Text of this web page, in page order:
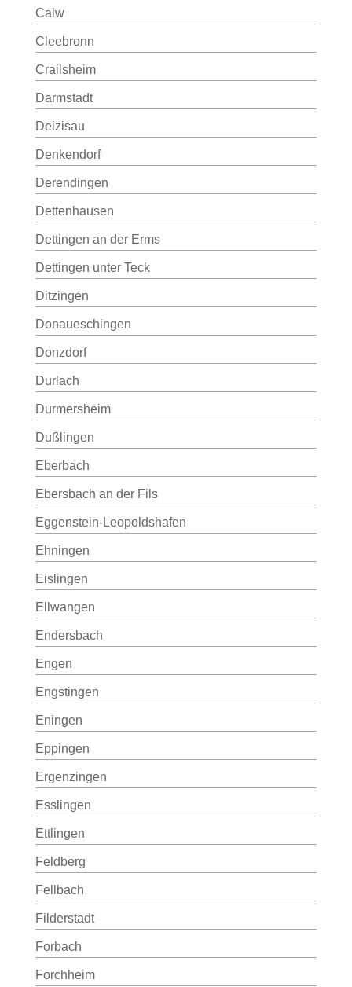
Calw
Cleebronn
Crailsheim
Darmstadt
Deizisau
Denkendorf
Derendingen
Dettenhausen
Dettingen an der Erms
Dettingen unter Teck
Ditzingen
Donaueschingen
Donzdorf
Durlach
Durmersheim
Dußlingen
Eberbach
Ebersbach an der Fils
Eggenstein-Leopoldshafen
Ehningen
Eislingen
Ellwangen
Endersbach
Engen
Engstingen
Eningen
Eppingen
Ergenzingen
Esslingen
Ettlingen
Feldberg
Fellbach
Filderstadt
Forbach
Forchheim